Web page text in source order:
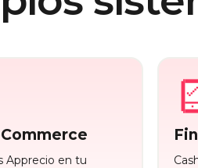
Apprecio en tu